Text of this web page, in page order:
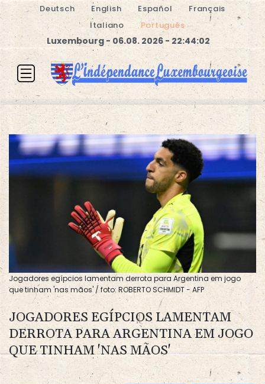
Deutsch English Español
Français
Italiano
Português
Luxembourg - 06.08. 2026 - 22:44:02
Jogadores egípcios lamentam derrota para Argentina em jogo
que tinham 'nas mãos' / foto: ROBERTO SCHMIDT - AFP
JOGADORES EGÍPCIOS LAMENTAM
DERROTA PARA ARGENTINA EM JOGO
QUE TINHAM 'NAS MÃOS'